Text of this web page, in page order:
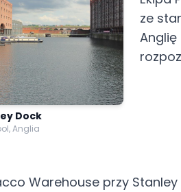
Dock
Anglia
ze
Anglię
Warehouse przy